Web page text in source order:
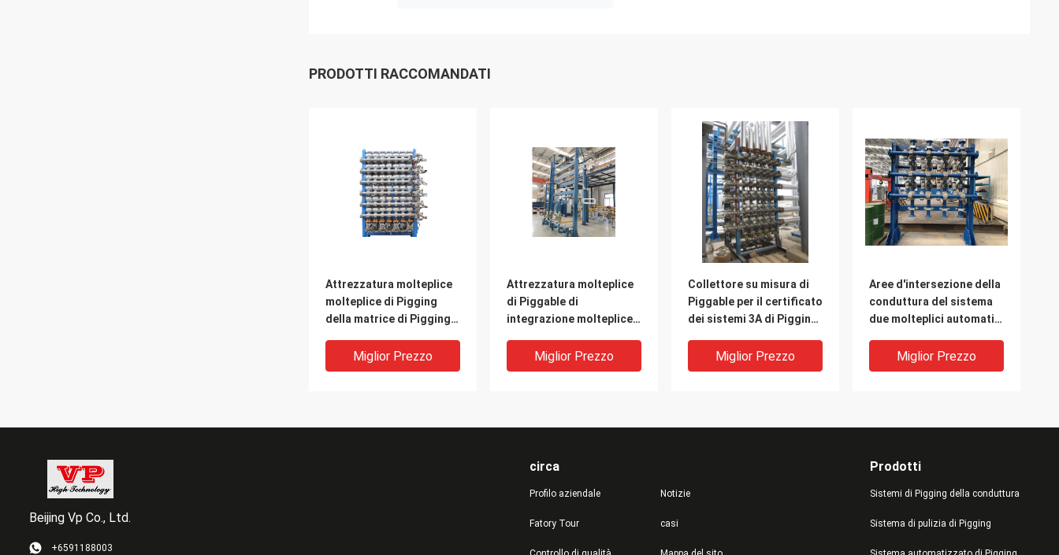
PRODOTTI RACCOMANDATI
Attrezzatura molteplice
molteplice di Pigging
della matrice di Pigging
Miglior Prezzo
Attrezzatura molteplice
di Piggable di
integrazione molteplice
Miglior Prezzo
Collettore su misura di
Piggable per il certificato
dei sistemi 3A di Pigging
Miglior Prezzo
Aree d'intersezione della
conduttura del sistema
due molteplici automatici
Miglior Prezzo
Beijing Vp Co., Ltd.
+6591188003
circa
Profilo aziendale
Fatory Tour
Notizie
casi
Prodotti
Sistemi di Pigging della conduttura
Sistema di pulizia di Pigging